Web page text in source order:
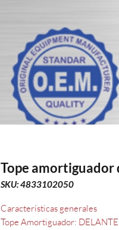
Tope
SKU: 4833102050
Características generales
Tope Amortiguador: